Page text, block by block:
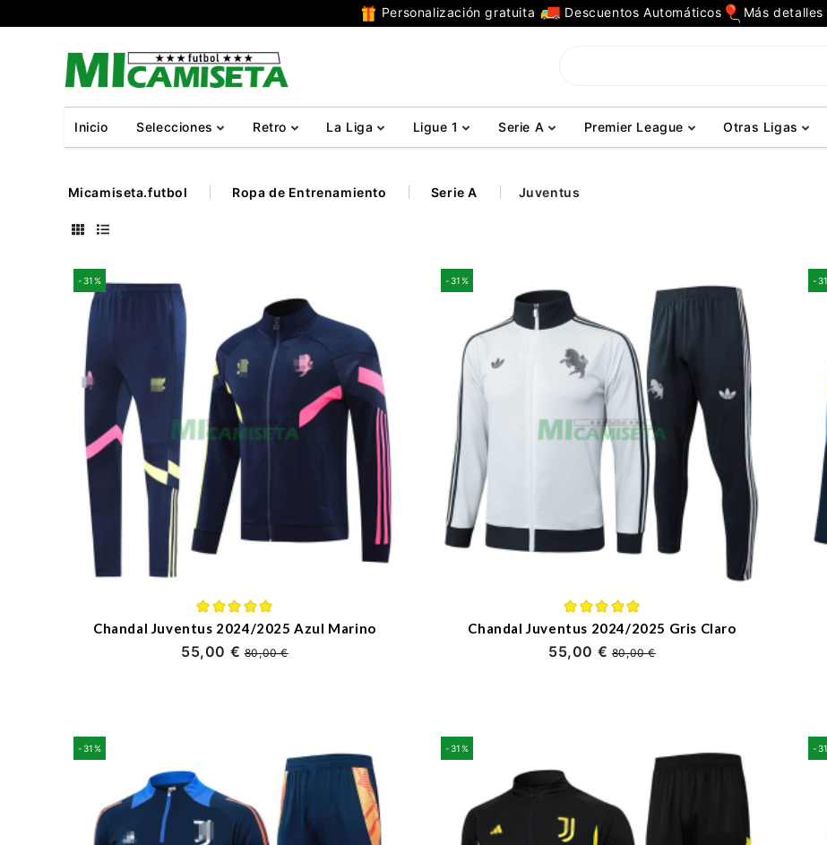
Personalización gratuita Descuentos Automáticos Más detalles
Inicio Selecciones Retro La Liga Ligue 1 Serie A Premier League Otras Ligas
Micamiseta.futbol Ropa de Entrenamiento Serie A Juventus
-31%
Chandal Juventus 2024/2025 Azul Marino
55,00 €80,00 €
-31%
Chandal Juventus 2024/2025 Gris Claro
55,00 €80,00 €
-
-31% -31% -